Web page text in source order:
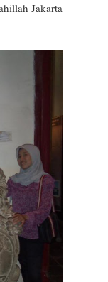
Jakarta